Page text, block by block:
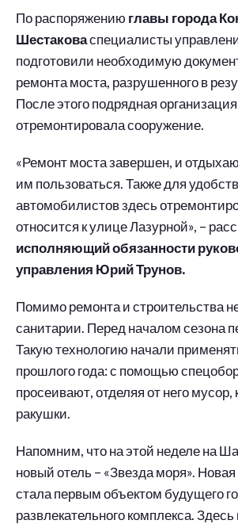
По распоряжению главы города
Шестаковаспециалисты
подготовили необходимую
ремонта моста, разрушенного в
После этого подрядная организация
отремонтировала сооружение.
«Ремонт моста завершен, и
им пользоваться. Также для
автомобилистов здесь
относится к улице Лазурной», –
исполняющий обязанности
управления Юрий Трунов.
Помимо ремонта и строительства
санитарии. Перед началом сезона
Такую технологию начали
прошлого года: с помощью
просеивают, отделяя от него мусор,
ракушки.
Напомним, что на этой неделе на
новый отель – «Звезда моря».
стала первым объектом будущего
развлекательного комплекса.